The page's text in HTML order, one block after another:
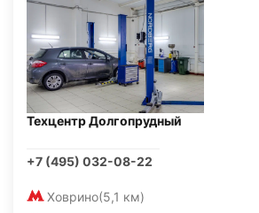
Техцентр Долгопрудный
+7 (495) 032-08-22
Ховрино(5,1 км)